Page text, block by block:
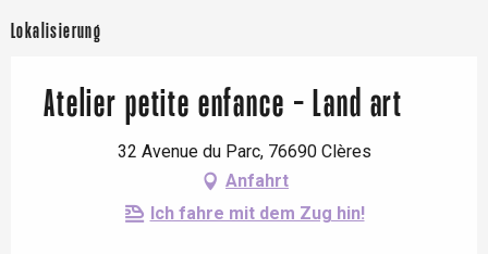
Lokalisierung
Atelier petite enfance - Land art
32 Avenue du Parc, 76690 Clères
Anfahrt
Ich fahre mit dem Zug hin!